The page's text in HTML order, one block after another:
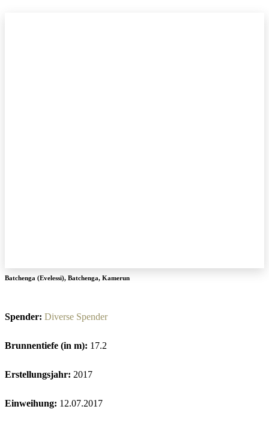
Batchenga (Evelessi), Batchenga, Kamerun
Spender: Diverse Spender
Brunnentiefe (in m): 17.2
Erstellungsjahr: 2017
Einweihung: 12.07.2017